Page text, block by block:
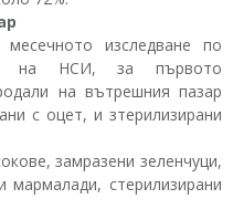
изследване по
на НСИ, за първото
на вътрешния пазар
с оцет, и зтерилизирани
замразени зеленчуци,
стерилизирани